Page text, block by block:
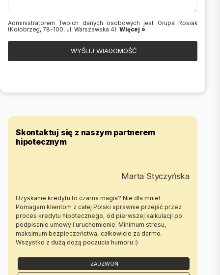
Administratorem Twoich danych osobowych jest Grupa Rosiak
(Kołobrzeg, 78-100, ul. Warszawska 4). Więcej »
WYŚLIJ WIADOMOŚĆ
Skontaktuj się z naszym partnerem
hipotecznym
Marta Styczyńska
Uzyskanie kredytu to czarna magia? Nie dla mnie!
Pomagam klientom z całej Polski sprawnie przejść przez
proces kredytu hipotecznego, od pierwszej kalkulacji po
podpisanie umowy i uruchomienie. Minimum stresu,
maksimum bezpieczeństwa, całkowicie za darmo.
Wszystko z dużą dozą poczucia humoru :)
ZADZWOŃ